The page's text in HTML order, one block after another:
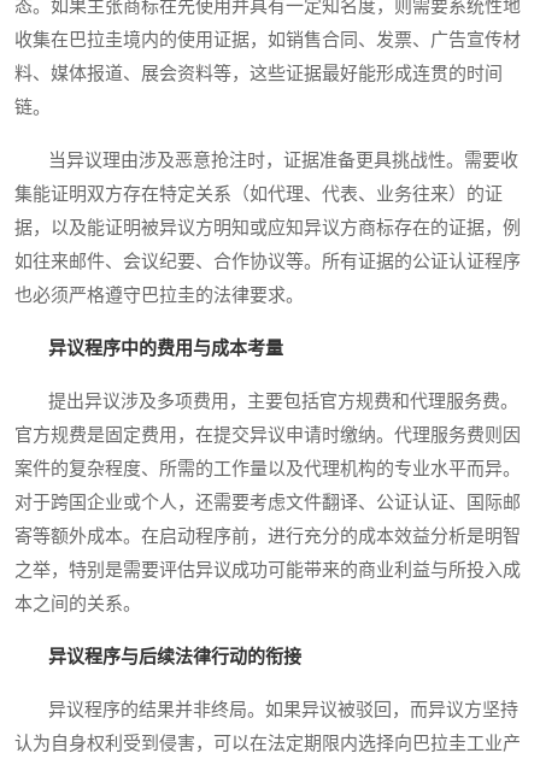
态。如果主张商标在先使用并具有一定知名度，则需要系统性地
收集在巴拉圭境内的使用证据，如销售合同、发票、广告宣传材
料、媒体报道、展会资料等，这些证据最好能形成连贯的时间
链。
当异议理由涉及恶意抢注时，证据准备更具挑战性。需要收
集能证明双方存在特定关系（如代理、代表、业务往来）的证
据，以及能证明被异议方明知或应知异议方商标存在的证据，例
如往来邮件、会议纪要、合作协议等。所有证据的公证认证程序
也必须严格遵守巴拉圭的法律要求。
异议程序中的费用与成本考量
提出异议涉及多项费用，主要包括官方规费和代理服务费。
官方规费是固定费用，在提交异议申请时缴纳。代理服务费则因
案件的复杂程度、所需的工作量以及代理机构的专业水平而异。
对于跨国企业或个人，还需要考虑文件翻译、公证认证、国际邮
寄等额外成本。在启动程序前，进行充分的成本效益分析是明智
之举，特别是需要评估异议成功可能带来的商业利益与所投入成
本之间的关系。
异议程序与后续法律行动的衔接
异议程序的结果并非终局。如果异议被驳回，而异议方坚持
认为自身权利受到侵害，可以在法定期限内选择向巴拉圭工业产